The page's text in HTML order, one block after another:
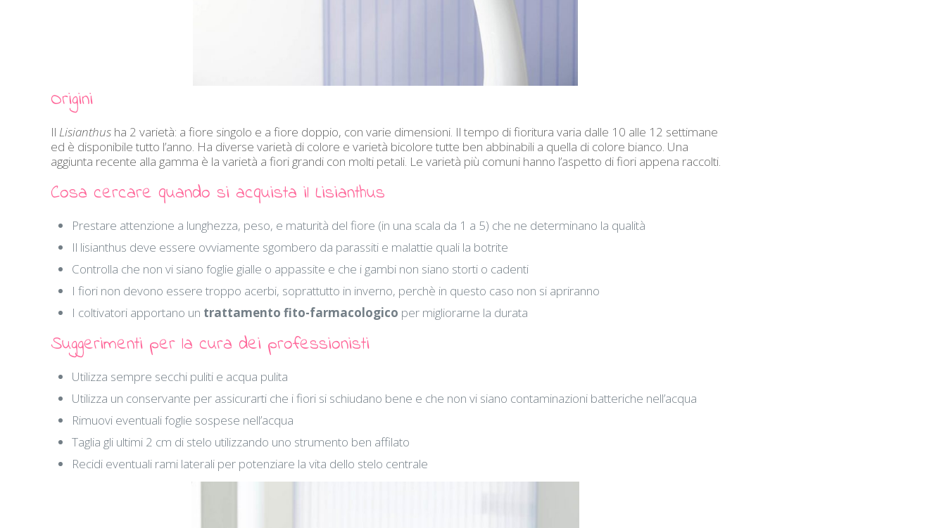
Origini
Il Lisianthusha 2 varietà: a fiore singolo e a fiore doppio, con varie dimensioni. Il tempo di fioritura varia dalle 10 alle 12 settimane
ed è disponibile tutto l’anno. Ha diverse varietà di colore e varietà bicolore tutte ben abbinabili a quella di colore bianco. Una
aggiunta recente alla gamma è la varietà a fiori grandi con molti petali. Le varietà più comuni hanno l’aspetto di fiori appena raccolti.
Cosa cercare quando si acquista il Lisianthus
Prestare attenzione a lunghezza, peso, e maturità del fiore (in una scala da 1 a 5) che ne determinano la qualità
Il lisianthus deve essere ovviamente sgombero da parassiti e malattie quali la botrite
Controlla che non vi siano foglie gialle o appassite e che i gambi non siano storti o cadenti
I fiori non devono essere troppo acerbi, soprattutto in inverno, perchè in questo caso non si apriranno
I coltivatori apportano un trattamento fito-farmacologico per migliorarne la durata
Suggerimenti per la cura dei professionisti
Utilizza sempre secchi puliti e acqua pulita
Utilizza un conservante per assicurarti che i fiori si schiudano bene e che non vi siano contaminazioni batteriche nell’acqua
Rimuovi eventuali foglie sospese nell’acqua
Taglia gli ultimi 2 cm di stelo utilizzando uno strumento ben affilato
Recidi eventuali rami laterali per potenziare la vita dello stelo centrale